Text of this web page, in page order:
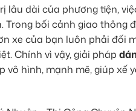
dài của phương tiện,
bối cảnh giao thông
xe của bạn luôn phải đối
Chính vì vậy, giải pháp
hình, mạnh mẽ, giúp xế